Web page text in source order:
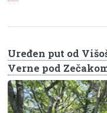
Uređen put od
Verne pod